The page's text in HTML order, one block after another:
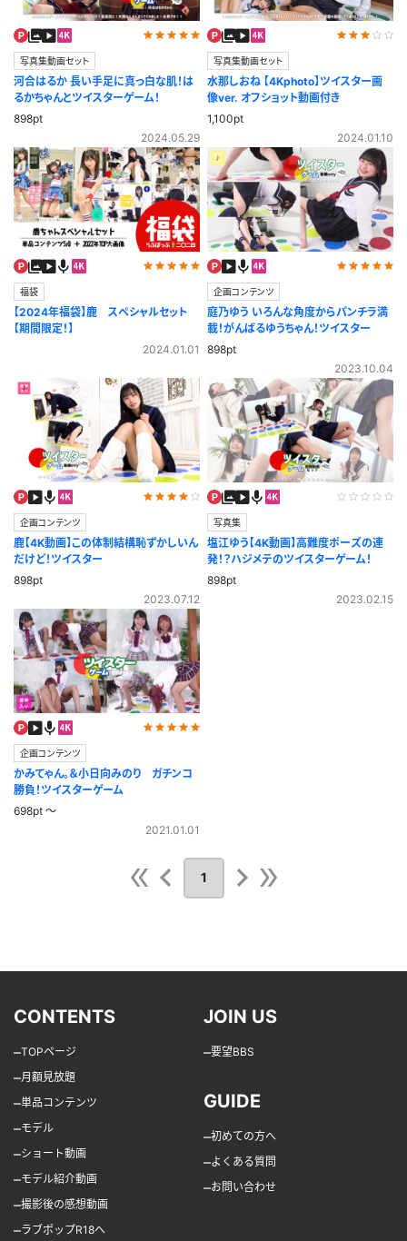
写真集動画セット
河合はるか 長い手足に真っ白な肌！は
るかちゃんとツイスターゲーム！
898pt
2024.05.29
写真集動画セット
水那しおね 【4Kphoto】ツイスター画
像ver. オフショット動画付き
1,100pt
2024.01.10
福袋
【2024年福袋】鹿 スペシャルセット
【期間限定！】
2024.01.01
企画コンテンツ
庭乃ゆう いろんな角度からパンチラ満
載！がんばるゆうちゃん！ツイスター
898pt
2023.10.04
企画コンテンツ
鹿【4K動画】この体制結構恥ずかしいん
だけど！ツイスター
898pt
2023.07.12
写真集
塩江ゆう【4K動画】高難度ポーズの連
発！？ハジメテのツイスターゲーム！
898pt
2023.02.15
企画コンテンツ
かみてゃん。＆小日向みのり ガチンコ
勝負！ツイスターゲーム
698pt ～
2021.01.01
1
CONTENTS
–TOPページ
–月額見放題
–単品コンテンツ
–モデル
–ショート動画
–モデル紹介動画
–撮影後の感想動画
–ラブポップR18へ
JOIN US
–要望BBS
GUIDE
–初めての方へ
–よくある質問
–お問い合わせ